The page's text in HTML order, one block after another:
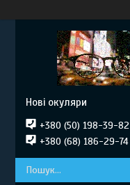
Нові окуляри
+380 (50) 198-39-82
+380 (68) 186-29-74